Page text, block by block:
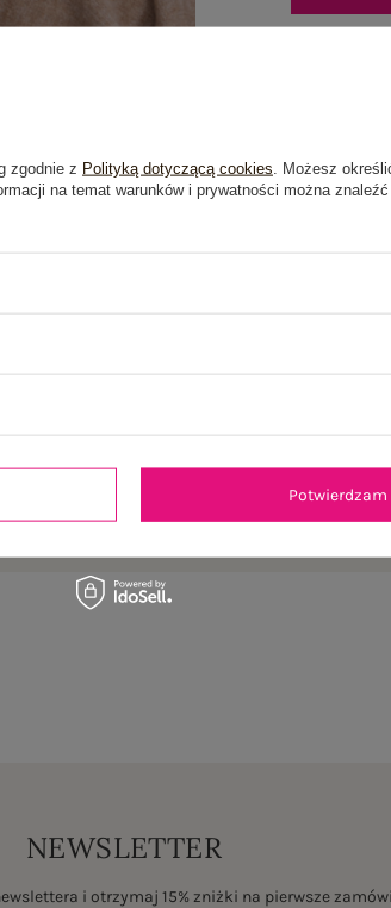
NEWSLETTER
i otrzymaj 15% zniżki na pierwsze
zgodnie z Polityką dotyczącą cookies . Możesz
na temat warunków i prywatności można